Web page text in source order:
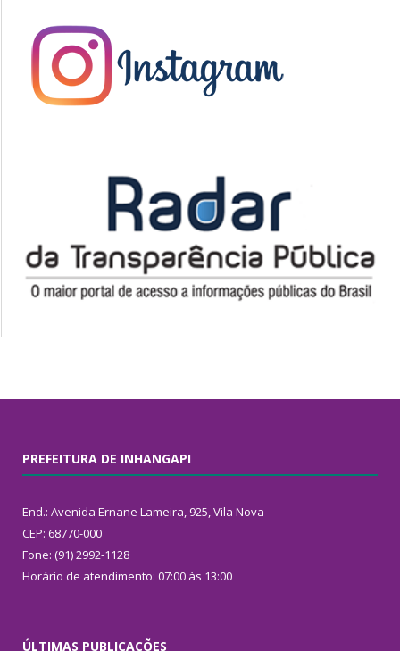
PREFEITURA DE INHANGAPI
End.: Avenida Ernane Lameira, 925, Vila Nova
CEP: 68770-000
Fone: (91) 2992-1128
Horário de atendimento: 07:00 às 13:00
ÚLTIMAS PUBLICAÇÕES